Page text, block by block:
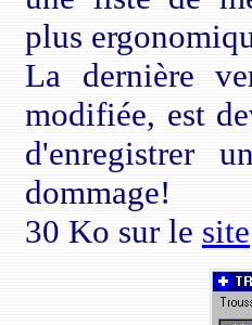
plus
La dernière
modifiée, est
d'enregistrer
dommage!
30 Ko sur le site